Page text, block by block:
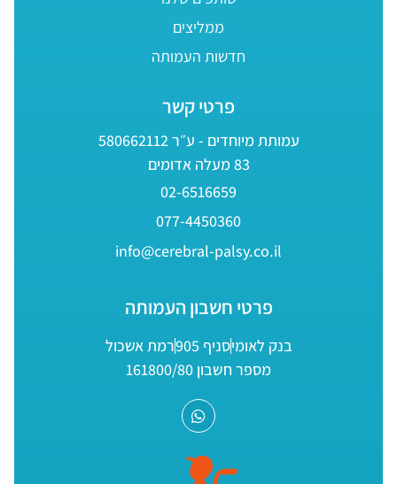
ממליצים
חדשות העמותה
פרטי קשר
עמותת מיוחדים - ע״ר 580662112
83 מעלה אדומים
02-6516659
077-4450360
info@cerebral-palsy.co.il
פרטי חשבון העמותה
בנק לאומיסניף 905
רמת אשכול
מספר חשבון 161800/80